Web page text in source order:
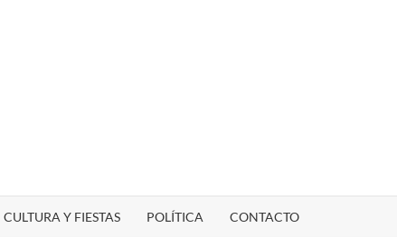
CULTURA Y FIESTAS POLÍTICA CONTACTO